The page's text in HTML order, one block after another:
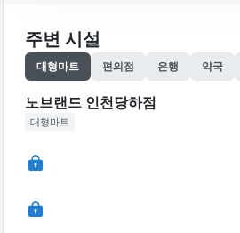
주변 시설
대형마트 편의점 은행 약국
노브랜드 인천당하점
대형마트